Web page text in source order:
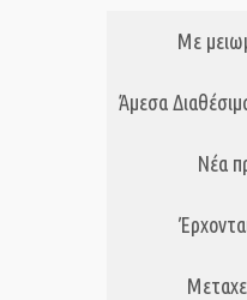
Με
Άμεσα
Νέα